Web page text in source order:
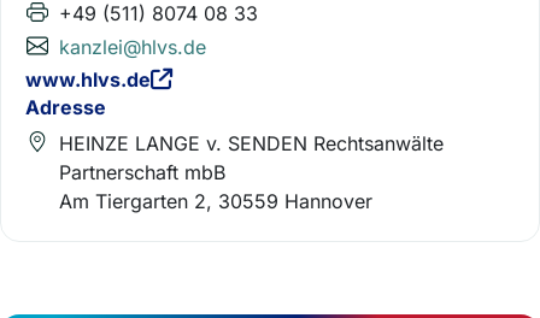
+49 (511) 8074 08 33
kanzlei@hlvs.de
www.hlvs.de
Adresse
HEINZE LANGE v. SENDEN Rechtsanwälte
Partnerschaft mbB
Am Tiergarten 2, 30559 Hannover